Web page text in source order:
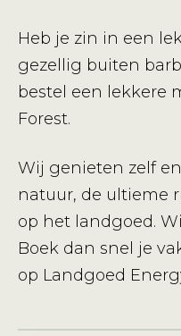
Heb je zin in een
gezellig buiten
bestel een lekkere
Forest.
Wij genieten zelf
natuur, de ultieme
op het landgoed.
Boek dan snel je
op Landgoed